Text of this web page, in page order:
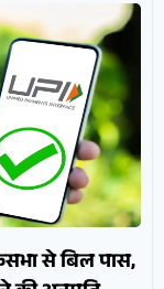
से बिल पास,